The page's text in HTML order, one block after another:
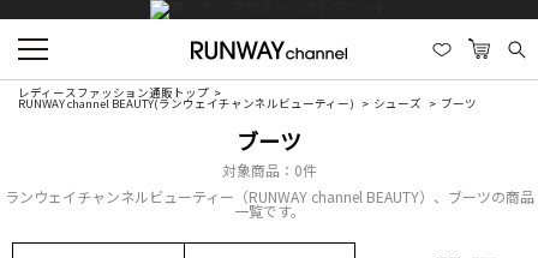
レディースファッション通販トップ
RUNWAY channel BEAUTY(ランウェイチャンネルビューティー) シューズ ブーツ
ブーツ
対象商品： 0件
ランウェイチャンネルビューティー（RUNWAY channel BEAUTY）、ブーツの商品
一覧です。